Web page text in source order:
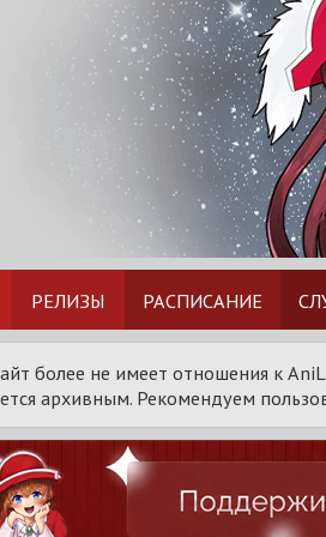
РЕЛИЗЫ РАСПИСАНИЕ
более не имеет отношения к
архивным. Рекомендуем